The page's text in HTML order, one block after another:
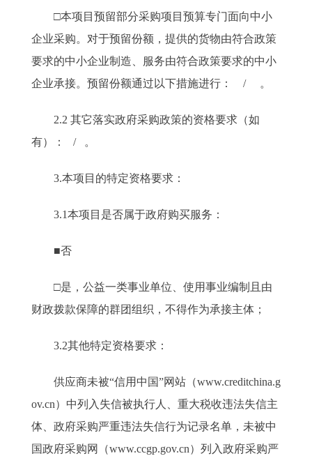
□本项目预留部分采购项目预算专门面向中小
企业采购。对于预留份额，提供的货物由符合政策
要求的中小企业制造、服务由符合政策要求的中小
企业承接。预留份额通过以下措施进行： / 。
2.2 其它落实政府采购政策的资格要求（如
有）： / 。
3.本项目的特定资格要求：
3.1本项目是否属于政府购买服务：
■否
□是，公益一类事业单位、使用事业编制且由
财政拨款保障的群团组织，不得作为承接主体；
3.2其他特定资格要求：
供应商未被“信用中国”网站（www.creditchina.g
ov.cn）中列入失信被执行人、重大税收违法失信主
体、政府采购严重违法失信行为记录名单，未被中
国政府采购网（www.ccgp.gov.cn）列入政府采购严